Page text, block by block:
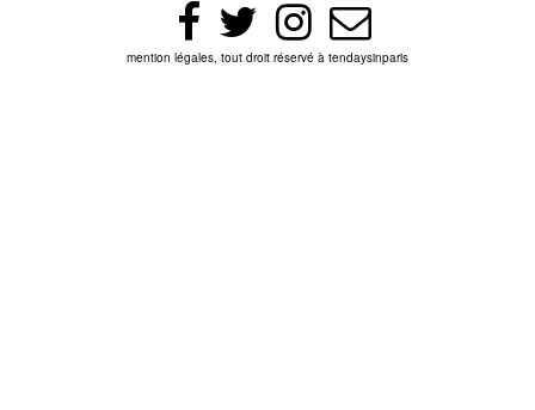
mention légales, tout droit réservé à tendaysinparis